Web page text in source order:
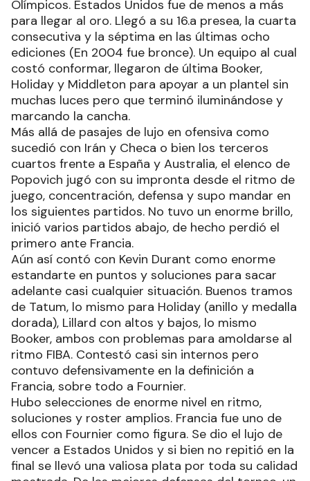
Olímpicos. Estados Unidos fue de menos a más
para llegar al oro. Llegó a su 16.a presea, la cuarta
consecutiva y la séptima en las últimas ocho
ediciones (En 2004 fue bronce). Un equipo al cual
costó conformar, llegaron de última Booker,
Holiday y Middleton para apoyar a un plantel sin
muchas luces pero que terminó iluminándose y
marcando la cancha.
Más allá de pasajes de lujo en ofensiva como
sucedió con Irán y Checa o bien los terceros
cuartos frente a España y Australia, el elenco de
Popovich jugó con su impronta desde el ritmo de
juego, concentración, defensa y supo mandar en
los siguientes partidos. No tuvo un enorme brillo,
inició varios partidos abajo, de hecho perdió el
primero ante Francia.
Aún así contó con Kevin Durant como enorme
estandarte en puntos y soluciones para sacar
adelante casi cualquier situación. Buenos tramos
de Tatum, lo mismo para Holiday (anillo y medalla
dorada), Lillard con altos y bajos, lo mismo
Booker, ambos con problemas para amoldarse al
ritmo FIBA. Contestó casi sin internos pero
contuvo defensivamente en la definición a
Francia, sobre todo a Fournier.
Hubo selecciones de enorme nivel en ritmo,
soluciones y roster amplios. Francia fue uno de
ellos con Fournier como figura. Se dio el lujo de
vencer a Estados Unidos y si bien no repitió en la
final se llevó una valiosa plata por toda su calidad